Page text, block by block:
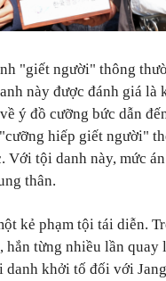
"giết người" thông
này được đánh giá là
ý đồ cưỡng bức dẫn
hiếp giết người"
tội danh này, mức
thân.
kẻ phạm tội tái diễn.
từng nhiều lần quay
danh khởi tố đối với